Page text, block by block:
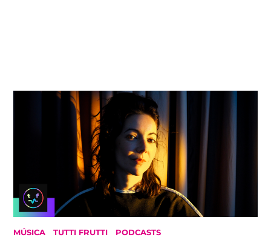
POSTED
MÚSICA TUTTI FRUTTI PODCASTS